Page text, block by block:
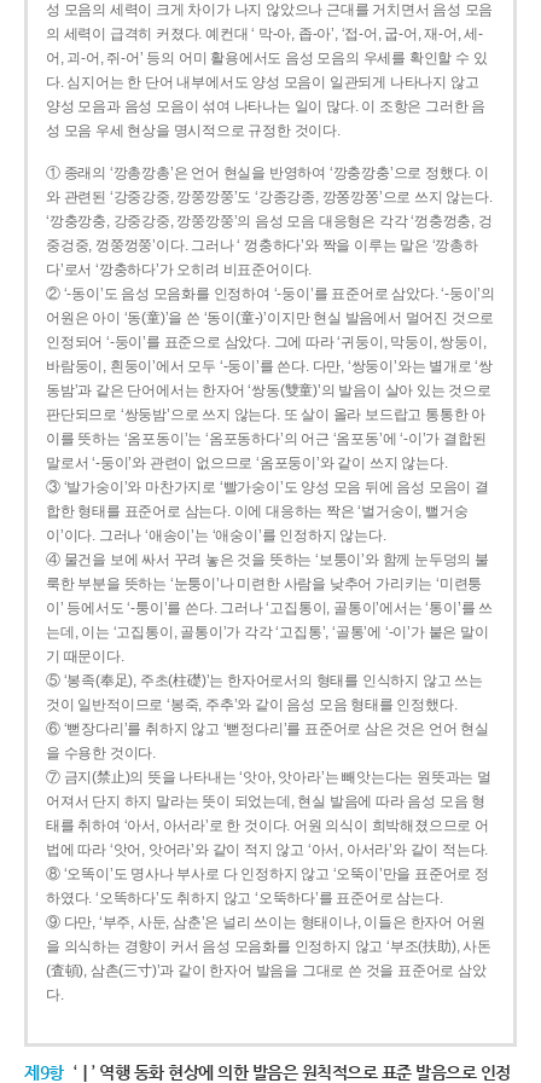
성 모음의 세력이 크게 차이가 나지 않았으나 근대를 거치면서 음성 모음
의 세력이 급격히 커졌다. 예컨대 ‘ 막-아, 좁-아’, ‘접-어, 굽-어, 재-어, 세-
어, 괴-어, 쥐-어’ 등의 어미 활용에서도 음성 모음의 우세를 확인할 수 있
다. 심지어는 한 단어 내부에서도 양성 모음이 일관되게 나타나지 않고
양성 모음과 음성 모음이 섞여 나타나는 일이 많다. 이 조항은 그러한 음
성 모음 우세 현상을 명시적으로 규정한 것이다.
① 종래의 ‘깡총깡총’은 언어 현실을 반영하여 ‘깡충깡충’으로 정했다. 이
와 관련된 ‘강중강중, 깡쭝깡쭝’도 ‘강종강종, 깡쫑깡쫑’으로 쓰지 않는다.
‘깡충깡충, 강중강중, 깡쭝깡쭝’의 음성 모음 대응형은 각각 ‘껑충껑충, 겅
중겅중, 껑쭝껑쭝’이다. 그러나 ‘ 껑충하다’와 짝을 이루는 말은 ‘깡총하
다’로서 ‘깡충하다’가 오히려 비표준어이다.
② ‘-동이’도 음성 모음화를 인정하여 ‘-둥이’를 표준어로 삼았다. ‘-둥이’의
어원은 아이 ‘동(童)’을 쓴 ‘동이(童-)’이지만 현실 발음에서 멀어진 것으로
인정되어 ‘-둥이’를 표준으로 삼았다. 그에 따라 ‘귀둥이, 막둥이, 쌍둥이,
바람둥이, 흰둥이’에서 모두 ‘-둥이’를 쓴다. 다만, ‘쌍둥이’와는 별개로 ‘쌍
동밤’과 같은 단어에서는 한자어 ‘쌍동(雙童)’의 발음이 살아 있는 것으로
판단되므로 ‘쌍둥밤’으로 쓰지 않는다. 또 살이 올라 보드랍고 통통한 아
이를 뜻하는 ‘옴포동이’는 ‘옴포동하다’의 어근 ‘옴포동’에 ‘-이’가 결합된
말로서 ‘-둥이’와 관련이 없으므로 ‘옴포둥이’와 같이 쓰지 않는다.
③ ‘발가숭이’와 마찬가지로 ‘빨가숭이’도 양성 모음 뒤에 음성 모음이 결
합한 형태를 표준어로 삼는다. 이에 대응하는 짝은 ‘벌거숭이, 뻘거숭
이’이다. 그러나 ‘애송이’는 ‘애숭이’를 인정하지 않는다.
④ 물건을 보에 싸서 꾸려 놓은 것을 뜻하는 ‘보퉁이’와 함께 눈두덩의 불
룩한 부분을 뜻하는 ‘눈퉁이’나 미련한 사람을 낮추어 가리키는 ‘미련퉁
이’ 등에서도 ‘-퉁이’를 쓴다. 그러나 ‘고집통이, 골통이’에서는 ‘통이’를 쓰
는데, 이는 ‘고집통이, 골통이’가 각각 ‘고집통’, ‘골통’에 ‘-이’가 붙은 말이
기 때문이다.
⑤ ‘봉족(奉足), 주초(柱礎)’는 한자어로서의 형태를 인식하지 않고 쓰는
것이 일반적이므로 ‘봉죽, 주추’와 같이 음성 모음 형태를 인정했다.
⑥ ‘뻗장다리’를 취하지 않고 ‘뻗정다리’를 표준어로 삼은 것은 언어 현실
을 수용한 것이다.
⑦ 금지(禁止)의 뜻을 나타내는 ‘앗아, 앗아라’는 빼앗는다는 원뜻과는 멀
어져서 단지 하지 말라는 뜻이 되었는데, 현실 발음에 따라 음성 모음 형
태를 취하여 ‘아서, 아서라’로 한 것이다. 어원 의식이 희박해졌으므로 어
법에 따라 ‘앗어, 앗어라’와 같이 적지 않고 ‘아서, 아서라’와 같이 적는다.
⑧ ‘오똑이’도 명사나 부사로 다 인정하지 않고 ‘오뚝이’만을 표준어로 정
하였다. ‘오똑하다’도 취하지 않고 ‘오뚝하다’를 표준어로 삼는다.
⑨ 다만, ‘부주, 사둔, 삼춘’은 널리 쓰이는 형태이나, 이들은 한자어 어원
을 의식하는 경향이 커서 음성 모음화를 인정하지 않고 ‘부조(扶助), 사돈
(査頓), 삼촌(三寸)’과 같이 한자어 발음을 그대로 쓴 것을 표준어로 삼았
다.
제9항 ‘ㅣ’ 역행 동화 현상에 의한 발음은 원칙적으로 표준 발음으로 인정